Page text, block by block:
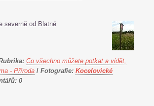
severně od Blatné
Co všechno můžete potkat a vidět,
- Příroda / Fotografie: Kocelovické
0